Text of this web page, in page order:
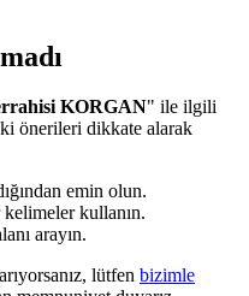
KORGAN" ile ilgili
önerileri dikkate alarak
emin olun.
kullanın.
arayın.
lütfen bizimle